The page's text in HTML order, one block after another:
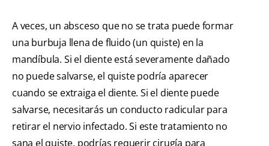
A veces, un absceso que no se trata puede formar
una burbuja llena de fluido (un quiste) en la
mandíbula. Si el diente está severamente dañado
no puede salvarse, el quiste podría aparecer
cuando se extraiga el diente. Si el diente puede
salvarse, necesitarás un conducto radicular para
retirar el nervio infectado. Si este tratamiento no
sana el quiste, podrías requerir cirugía para